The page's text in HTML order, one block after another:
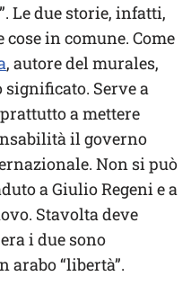
Le due storie, infatti,
in comune. Come
, autore del murales,
significato. Serve a
a mettere
il governo
Non si può
a Giulio Regeni e a
Stavolta deve
i due sono
arabo “libertà”.